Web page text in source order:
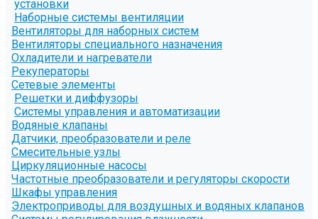
установки
Наборные системы вентиляции
Вентиляторы для наборных систем
Вентиляторы специального назначения
Охладители и нагреватели
Рекуператоры
Сетевые элементы
Решетки и диффузоры
Системы управления и автоматизации
Водяные клапаны
Датчики, преобразователи и реле
Смесительные узлы
Циркуляционные насосы
Частотные преобразователи и регуляторы скорости
Шкафы управления
Электроприводы для воздушных и водяных клапанов